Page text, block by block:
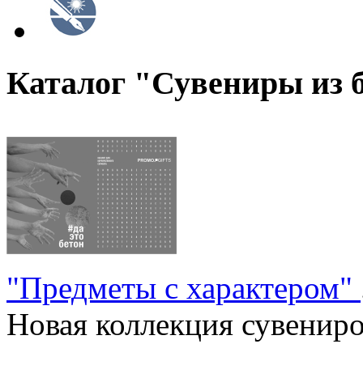
Каталог "Сувениры из
"Предметы с характером"
Новая коллекция